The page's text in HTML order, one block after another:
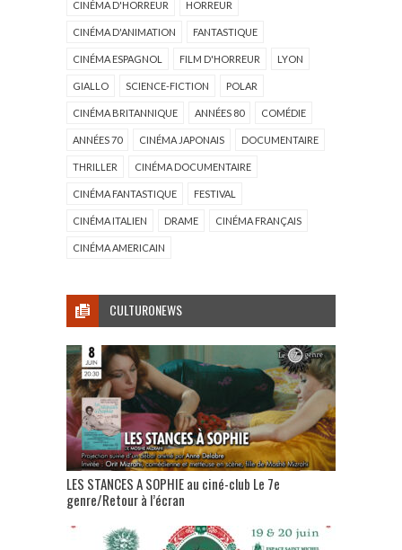
CINÉMA D'HORREUR HORREUR
CINÉMA D'ANIMATION FANTASTIQUE
CINÉMA ESPAGNOL FILM D'HORREUR LYON
GIALLO SCIENCE-FICTION POLAR
CINÉMA BRITANNIQUE ANNÉES 80 COMÉDIE
ANNÉES 70 CINÉMA JAPONAIS DOCUMENTAIRE
THRILLER CINÉMA DOCUMENTAIRE
CINÉMA FANTASTIQUE FESTIVAL
CINÉMA ITALIEN DRAME CINÉMA FRANÇAIS
CINÉMA AMERICAIN
CULTURONEWS
LES STANCES A SOPHIE au ciné-club Le 7e
genre/Retour à l’écran